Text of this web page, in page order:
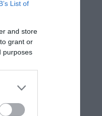
List of
and store
grant or
purposes